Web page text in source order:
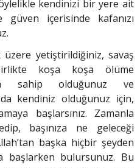
kendinizi bir yere ait
içerisinde kafanızı
yetiştirildiğiniz, savaş
koşa koşa ölüme
sahip olduğunuz ve
kendiniz olduğunuz için,
başlarsınız. Zamanla
başınıza ne geleceği
başka hiçbir şeyden
başlarken bulursunuz. Bu